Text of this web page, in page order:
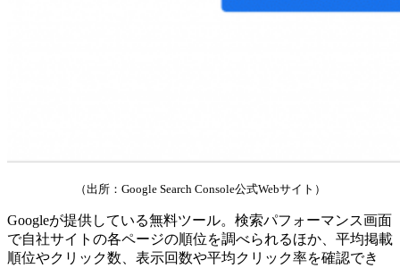
（出所：Google Search Console公式Webサイト）
Googleが提供している無料ツール。検索パフォーマンス画面
で自社サイトの各ページの順位を調べられるほか、平均掲載
順位やクリック数、表示回数や平均クリック率を確認でき